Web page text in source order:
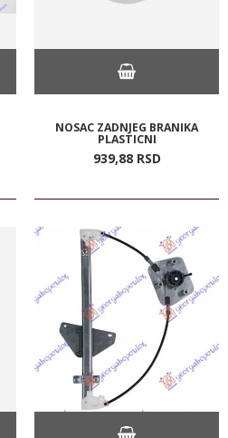
NOSAC ZADNJEG BRANIKA
PLASTICNI
939,88 RSD